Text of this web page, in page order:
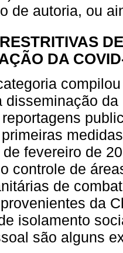
de autoria, ou
DA
disseminação
fevereiro de
controle de
de
da
isolamento
são alguns